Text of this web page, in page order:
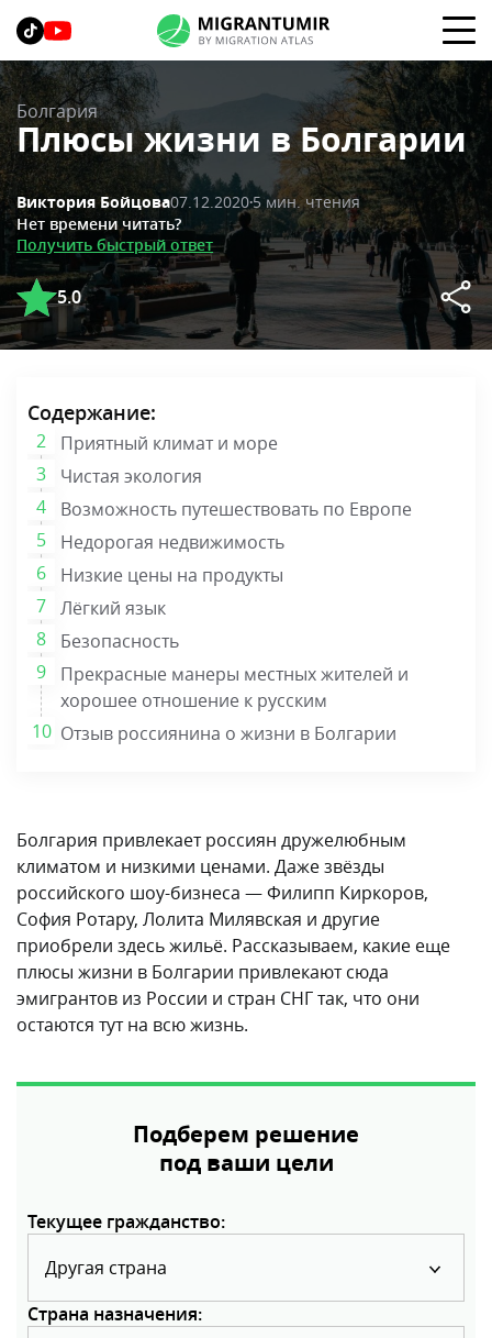
Болгария
Плюсы жизни в Болгарии
Виктория Бойцова07.12.2020 5 мин. чтения
Нет времени читать?
Получить быстрый ответ
5.0
Содержание:
Приятный климат и море
Чистая экология
Возможность путешествовать по Европе
Недорогая недвижимость
Низкие цены на продукты
Лёгкий язык
Безопасность
Прекрасные манеры местных жителей и
хорошее отношение к русским
Отзыв россиянина о жизни в Болгарии
Болгария привлекает россиян дружелюбным
климатом и низкими ценами. Даже звёзды
российского шоу-бизнеса — Филипп Киркоров,
София Ротару, Лолита Милявская и другие
приобрели здесь жильё. Рассказываем, какие еще
плюсы жизни в Болгарии привлекают сюда
эмигрантов из России и стран СНГ так, что они
остаются тут на всю жизнь.
Подберем решение
под ваши цели
Текущее гражданство:
Другая страна
Страна назначения: